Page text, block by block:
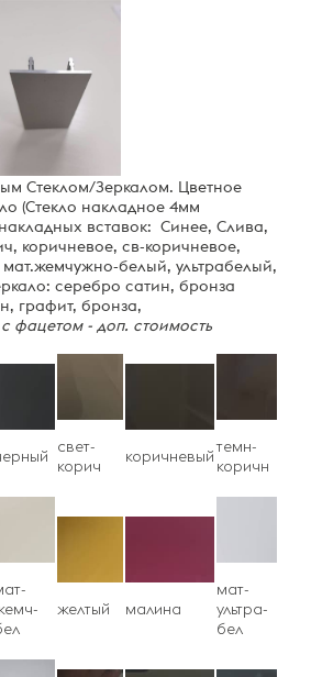
Стеклом/Зеркалом. Цветное
(Стекло накладное 4мм
вставок: Синее, Слива,
коричневое, св-коричневое,
белый, ультрабелый,
серебро сатин, бронза
графит, бронза,
фацетом - доп. стоимость
свет-
корич
коричневый
темн-
коричн
желтый малина
мат-
ультра-
бел